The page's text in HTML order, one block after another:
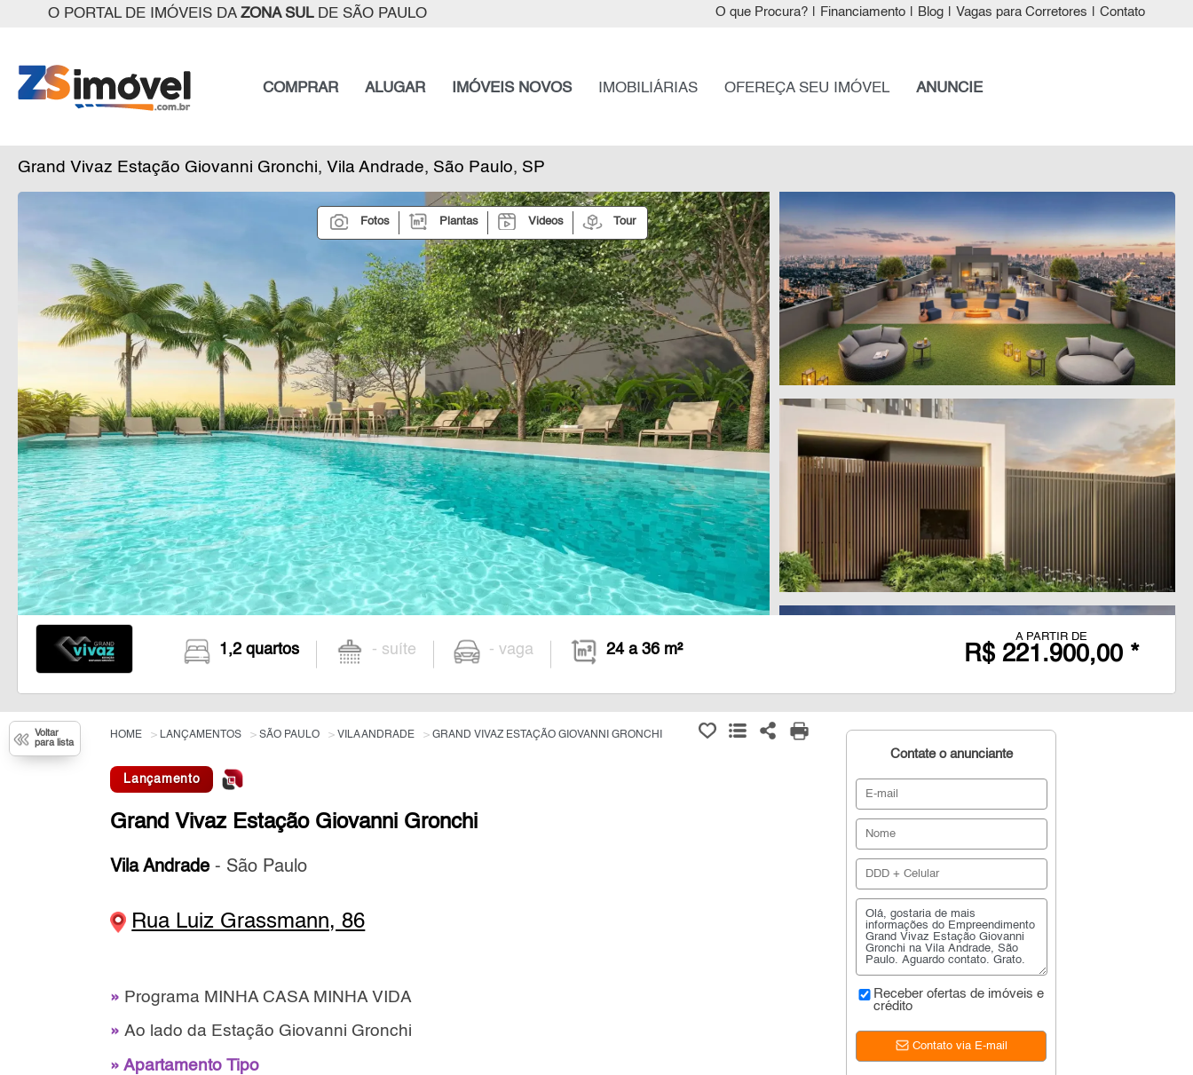
O PORTAL DE IMÓVEIS DA ZONA SULDE SÃO PAULO O que Procura? Financiamento Blog Vagas para Corretores Contato
COMPRAR ALUGAR IMÓVEIS NOVOS IMOBILIÁRIAS OFEREÇA SEU IMÓVEL ANUNCIE
Grand Vivaz Estação Giovanni Gronchi, Vila Andrade, São Paulo, SP
Fotos Plantas Videos Tour
1,2 quartos - suíte - vaga 24 a 36 m²
A PARTIR DE
R$ 221.900,00 *
Voltar
para lista
HOME LANÇAMENTOS SÃO PAULO VILA ANDRADE GRAND VIVAZ ESTAÇÃO GIOVANNI GRONCHI
Lançamento
Grand Vivaz Estação Giovanni Gronchi
Vila Andrade - São Paulo
Rua Luiz Grassmann, 86
» Programa MINHA CASA MINHA VIDA
» Ao lado da Estação Giovanni Gronchi
» Apartamento Tipo
Contate o anunciante
Receber ofertas de imóveis e
crédito
Contato via E-mail